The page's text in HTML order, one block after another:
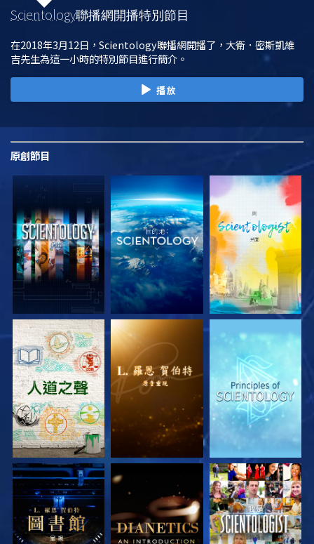
Scientology聯播網開播特別節目
在2018年3月12日，Scientology聯播網開播了，大衛．密斯凱維
吉先生為這一小時的特別節目進行簡介。
播放
原創節目
探索系列節目 探索系列節目 探索系列節目
探索系列節目 探索系列節目 觀看